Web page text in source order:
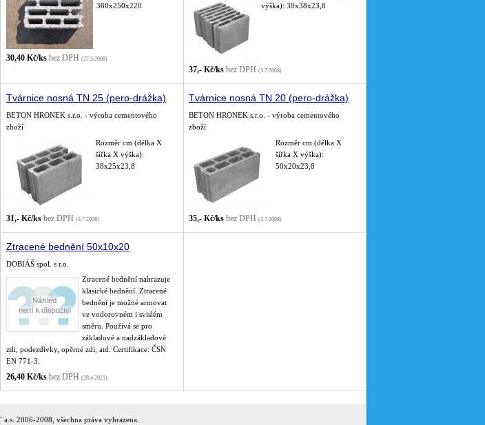
380x250x220
30,40 Kč/ks bez DPH (27.5.2008)
výška): 30x38x23,8
37,- Kč/ks bez DPH (3.7.2008)
Tvárnice nosná TN 25 (pero-drážka)
BETON HRONEK s.r.o. - výroba cementového
zboží
Rozměr cm (délka X
šířka X výška):
38x25x23,8
31,- Kč/ks bez DPH (3.7.2008)
Tvárnice nosná TN 20 (pero-drážka)
BETON HRONEK s.r.o. - výroba cementového
zboží
Rozměr cm (délka X
šířka X výška):
50x20x23,8
35,- Kč/ks bez DPH (3.7.2008)
Ztracené bednění 50x10x20
DOBIÁŠ spol. s r.o.
Ztracené bednění nahrazuje
klasické bednění. Ztracené
bednění je možné armovat
ve vodorovném i svislém
směru. Používá se pro
základové a nadzákladové
zdi, podezdívky, opěrné zdi, atd. Certifikace: ČSN
EN 771-3.
26,40 Kč/ks bez DPH (28.4.2021)
2006-2008, všechna práva vyhrazena.